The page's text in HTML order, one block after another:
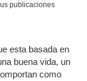
publicaciones
esta basada en
buena vida, un
como